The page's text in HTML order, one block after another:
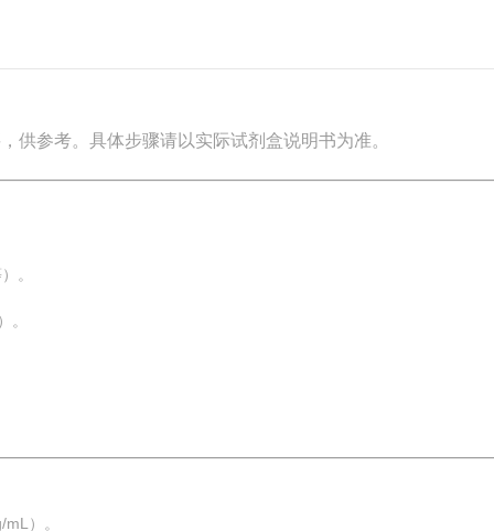
供参考。具体步骤请以实际试剂盒说明书为准。
。
。
）。